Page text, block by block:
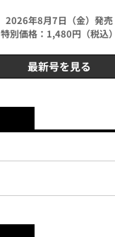
2026年8月7日（金）発売
特別価格：1,480円（税込）
最新号を見る